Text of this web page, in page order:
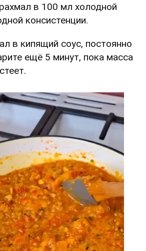
в 100 мл холодной
консистенции.
в кипящий соус, постоянно
ещё 5 минут, пока масса